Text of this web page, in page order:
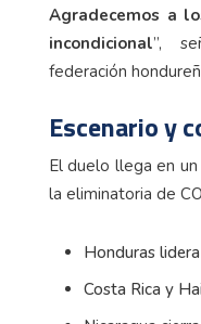
Agradecemos a
incondicional”,
federación
Escenario y
El duelo llega en
la eliminatoria de
Honduras
Costa Rica y